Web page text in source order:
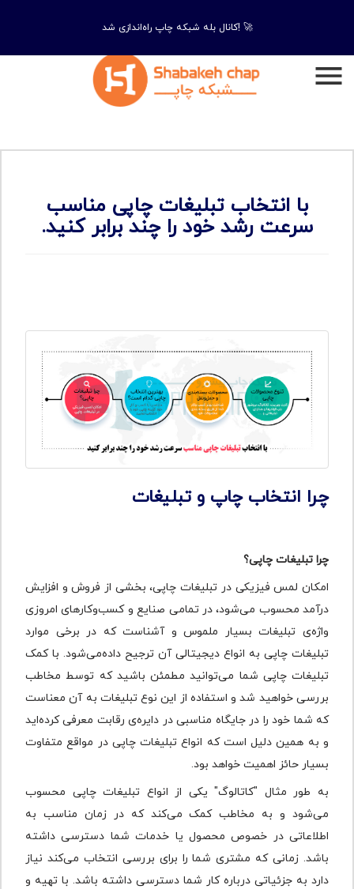
کانال بله شبکه چاپ راه‌اندازی شد! 🚀
با انتخاب تبلیغات چاپی مناسب
سرعت رشد خود را چند برابر کنید.
چرا انتخاب چاپ و تبلیغات
چرا تبلیغات چاپی؟
امکان لمس فیزیکی در تبلیغات چاپی، بخشی از فروش و افزایش
درآمد محسوب می‌شود، در تمامی صنایع و کسب‌وکارهای امروزی
واژه‌ی تبلیغات بسیار ملموس و آشناست که در برخی موارد
تبلیغات چاپی به انواع دیجیتالی آن ترجیح داده‌می‌شود. با کمک
تبلیغات چاپی شما می‌توانید مطمئن باشید که توسط مخاطب
بررسی خواهید شد و استفاده از این نوع تبلیغات به آن معناست
که شما خود را در جایگاه مناسبی در دایره‌ی رقابت معرفی کرده‌اید
و به همین دلیل است که انواع تبلیغات چاپی در مواقع متفاوت
بسیار حائز اهمیت خواهد بود.
به طور مثال "کاتالوگ" یکی از انواع تبلیغات چاپی محسوب
می‌شود و به مخاطب کمک می‌کند که در زمان مناسب به
اطلاعاتی در خصوص محصول یا خدمات شما دسترسی داشته
باشد. زمانی که مشتری شما را برای بررسی انتخاب می‌کند نیاز
دارد به جزئیاتی درباره کار شما دسترسی داشته باشد. با تهیه و